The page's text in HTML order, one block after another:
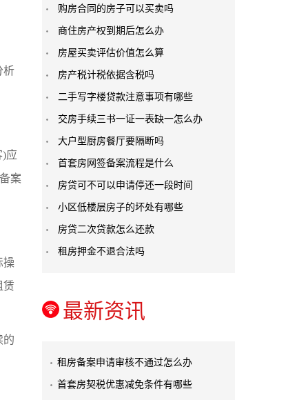
析
应
案
操
赁
的
购房合同的房子可以买卖吗
商住房产权到期后怎么办
房屋买卖评估价值怎么算
房产税计税依据含税吗
二手写字楼贷款注意事项有哪些
交房手续三书一证一表缺一怎么办
大户型厨房餐厅要隔断吗
首套房网签备案流程是什么
房贷可不可以申请停还一段时间
小区低楼层房子的坏处有哪些
房贷二次贷款怎么还款
租房押金不退合法吗
最新资讯
租房备案申请审核不通过怎么办
首套房契税优惠减免条件有哪些